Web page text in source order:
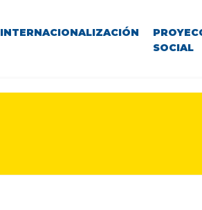
INTERNACIONALIZACIÓN
SOCIAL